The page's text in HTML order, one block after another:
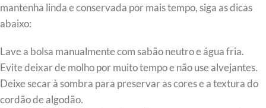
mantenha linda e conservada por mais tempo, siga as dicas
abaixo:
Lave a bolsa manualmente com sabão neutro e água fria.
Evite deixar de molho por muito tempo e não use alvejantes.
Deixe secar à sombra para preservar as cores e a textura do
cordão de algodão.